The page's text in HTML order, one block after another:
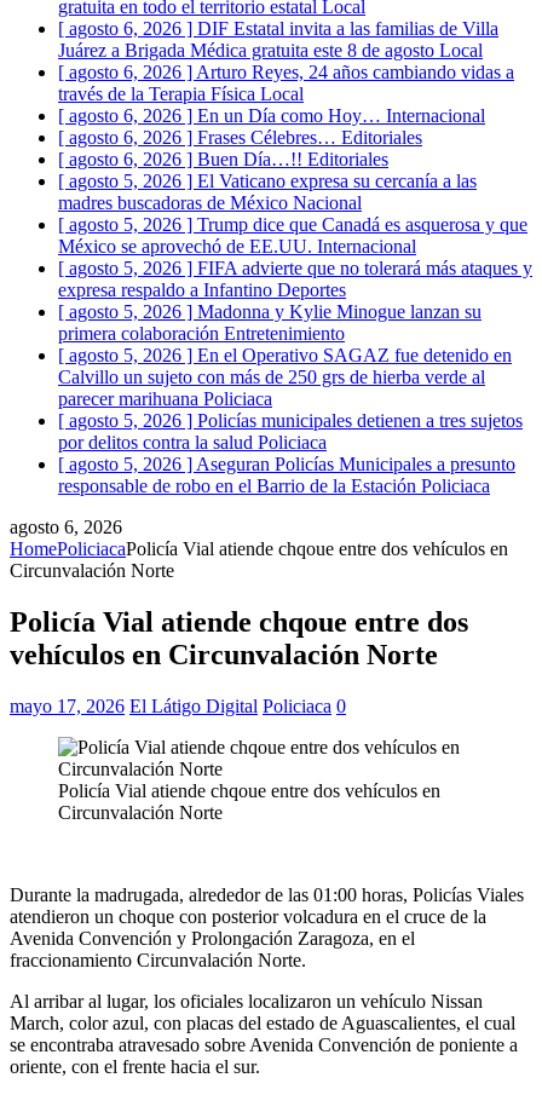
gratuita en todo el territorio estatal Local
[ agosto 6, 2026 ] DIF Estatal invita a las familias de Villa
Juárez a Brigada Médica gratuita este 8 de agosto Local
[ agosto 6, 2026 ] Arturo Reyes, 24 años cambiando vidas a
través de la Terapia Física Local
[ agosto 6, 2026 ] En un Día como Hoy… Internacional
[ agosto 6, 2026 ] Frases Célebres… Editoriales
[ agosto 6, 2026 ] Buen Día…!! Editoriales
[ agosto 5, 2026 ] El Vaticano expresa su cercanía a las
madres buscadoras de México Nacional
[ agosto 5, 2026 ] Trump dice que Canadá es asquerosa y que
México se aprovechó de EE.UU. Internacional
[ agosto 5, 2026 ] FIFA advierte que no tolerará más ataques y
expresa respaldo a Infantino Deportes
[ agosto 5, 2026 ] Madonna y Kylie Minogue lanzan su
primera colaboración Entretenimiento
[ agosto 5, 2026 ] En el Operativo SAGAZ fue detenido en
Calvillo un sujeto con más de 250 grs de hierba verde al
parecer marihuana Policiaca
[ agosto 5, 2026 ] Policías municipales detienen a tres sujetos
por delitos contra la salud Policiaca
[ agosto 5, 2026 ] Aseguran Policías Municipales a presunto
responsable de robo en el Barrio de la Estación Policiaca
agosto 6, 2026
HomePoliciacaPolicía Vial atiende chqoue entre dos vehículos en
Circunvalación Norte
Policía Vial atiende chqoue entre dos
vehículos en Circunvalación Norte
mayo 17, 2026 El Látigo Digital Policiaca 0
Policía Vial atiende chqoue entre dos vehículos en
Circunvalación Norte
Durante la madrugada, alrededor de las 01:00 horas, Policías Viales
atendieron un choque con posterior volcadura en el cruce de la
Avenida Convención y Prolongación Zaragoza, en el
fraccionamiento Circunvalación Norte.
Al arribar al lugar, los oficiales localizaron un vehículo Nissan
March, color azul, con placas del estado de Aguascalientes, el cual
se encontraba atravesado sobre Avenida Convención de poniente a
oriente, con el frente hacia el sur.